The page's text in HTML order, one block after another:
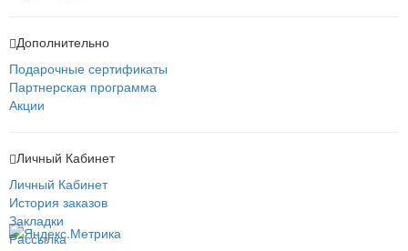
Дополнительно
Подарочные сертификаты
Партнерская программа
Акции
Личный Кабинет
Личный Кабинет
История заказов
Закладки
Рассылка